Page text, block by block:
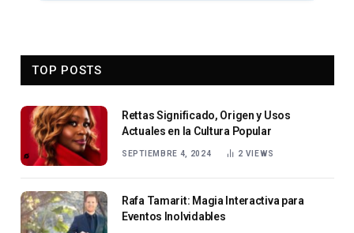
TOP POSTS
Rettas Significado, Origen y Usos
Actuales en la Cultura Popular
SEPTIEMBRE 4, 2024 2 VIEWS
Rafa Tamarit: Magia Interactiva para
Eventos Inolvidables